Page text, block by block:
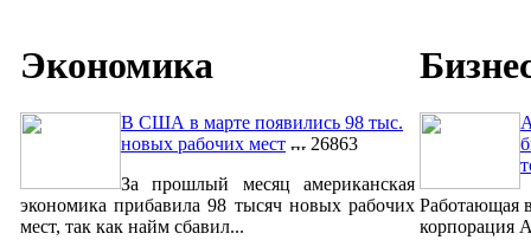
Экономика
В США в марте появились 98 тыс.
новых рабочих мест
26863
За прошлый месяц американская
экономика прибавила 98 тысяч новых рабочих
мест, так как найм сбавил...
Работающая
корпорация